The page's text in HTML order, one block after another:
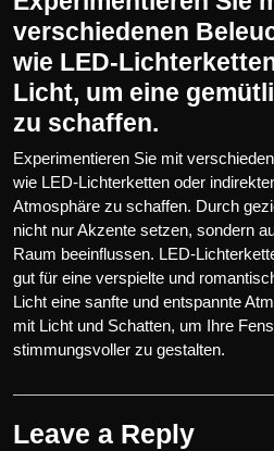
verschiedenen
wie LED-
Licht, um eine
zu schaffen.
Experimentieren Sie mit
wie LED-Lichterketten oder
Atmosphäre zu schaffen. Durch
nicht nur Akzente setzen, sondern
Raum beeinflussen. LED-
gut für eine verspielte und
Licht eine sanfte und entspannte
mit Licht und Schatten, um Ihre
stimmungsvoller zu gestalten.
Leave a Reply